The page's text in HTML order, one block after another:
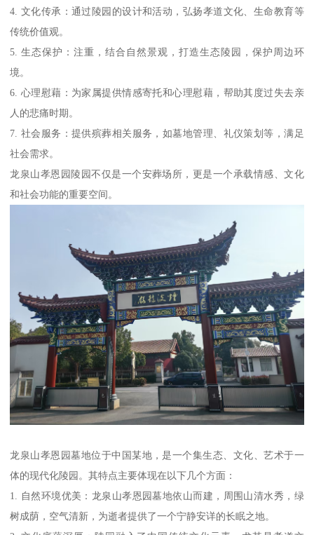
4. 文化传承：通过陵园的设计和活动，弘扬孝道文化、生命教育等
传统价值观。
5. 生态保护：注重，结合自然景观，打造生态陵园，保护周边环
境。
6. 心理慰藉：为家属提供情感寄托和心理慰藉，帮助其度过失去亲
人的悲痛时期。
7. 社会服务：提供殡葬相关服务，如墓地管理、礼仪策划等，满足
社会需求。
龙泉山孝恩园陵园不仅是一个安葬场所，更是一个承载情感、文化
和社会功能的重要空间。
龙泉山孝恩园墓地位于中国某地，是一个集生态、文化、艺术于一
体的现代化陵园。其特点主要体现在以下几个方面：
1. 自然环境优美：龙泉山孝恩园墓地依山而建，周围山清水秀，绿
树成荫，空气清新，为逝者提供了一个宁静安详的长眠之地。